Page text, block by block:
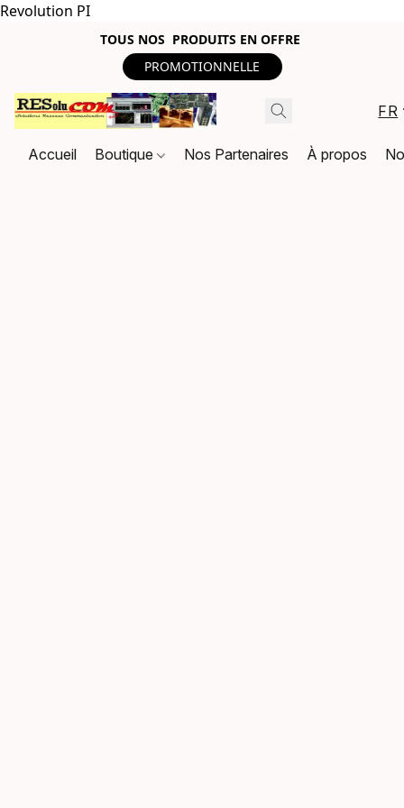
Revolution PI
TOUS NOS PRODUITS EN OFFRE
PROMOTIONNELLE
FR
Accueil Boutique Nos Partenaires À propos